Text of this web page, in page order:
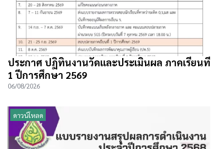
ประกาศ ปฏิทินงานวัดและประเมินผล ภาคเรียนที่
1 ปีการศึกษา 2569
06/08/2026
ดาวน์โหลด